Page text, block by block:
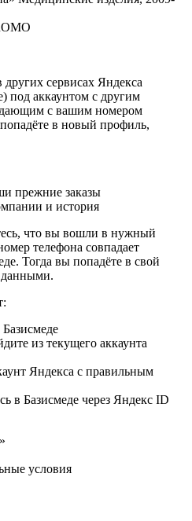
сервисах Яндекса
под аккаунтом с другим
с вашим номером
в новый профиль,
прежние заказы
и история
что вы вошли в нужный
телефона совпадает
Тогда вы попадёте в свой
данными.
из текущего аккаунта
Яндекса с правильным
в Базисмеде через Яндекс ID
условия